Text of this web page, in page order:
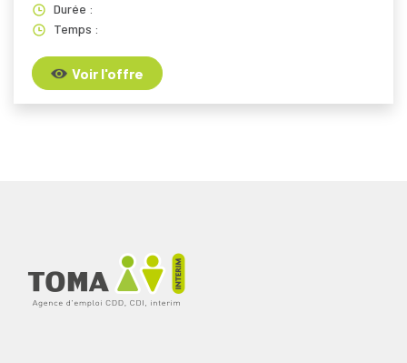
Durée :
Temps :
Voir l'offre